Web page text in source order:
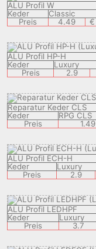
ALU Profil W
Keder
Classic
Preis
4.49 €
ALU Profil HP-H
Keder
Luxury
Preis
2.9
Reparatur Keder CLS
Keder
RPG CLS
Preis
1.49
ALU Profil ECH-H
Keder
Luxury
Preis
2.9
ALU Profil LEDHPF
Keder
Luxury
Preis
3.7